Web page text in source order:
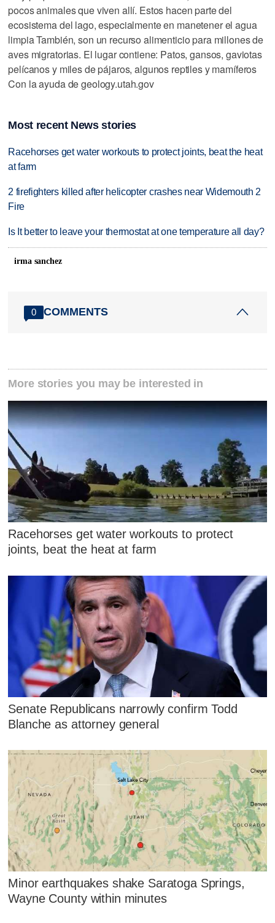
pocos animales que viven allí. Estos hacen parte del
ecosistema del lago, especialmente en manetener el agua
limpia También, son un recurso alimenticio para millones de
aves migratorias. El lugar contiene: Patos, gansos, gaviotas
pelícanos y miles de pájaros, algunos reptiles y mamíferos
Con la ayuda de geology.utah.gov
Most recent News stories
Racehorses get water workouts to protect joints, beat the heat
at farm
2 firefighters killed after helicopter crashes near Widemouth 2
Fire
Is It better to leave your thermostat at one temperature all day?
irma sanchez
0 COMMENTS
More stories you may be interested in
Racehorses get water workouts to protect
joints, beat the heat at farm
Senate Republicans narrowly confirm Todd
Blanche as attorney general
Minor earthquakes shake Saratoga Springs,
Wayne County within minutes